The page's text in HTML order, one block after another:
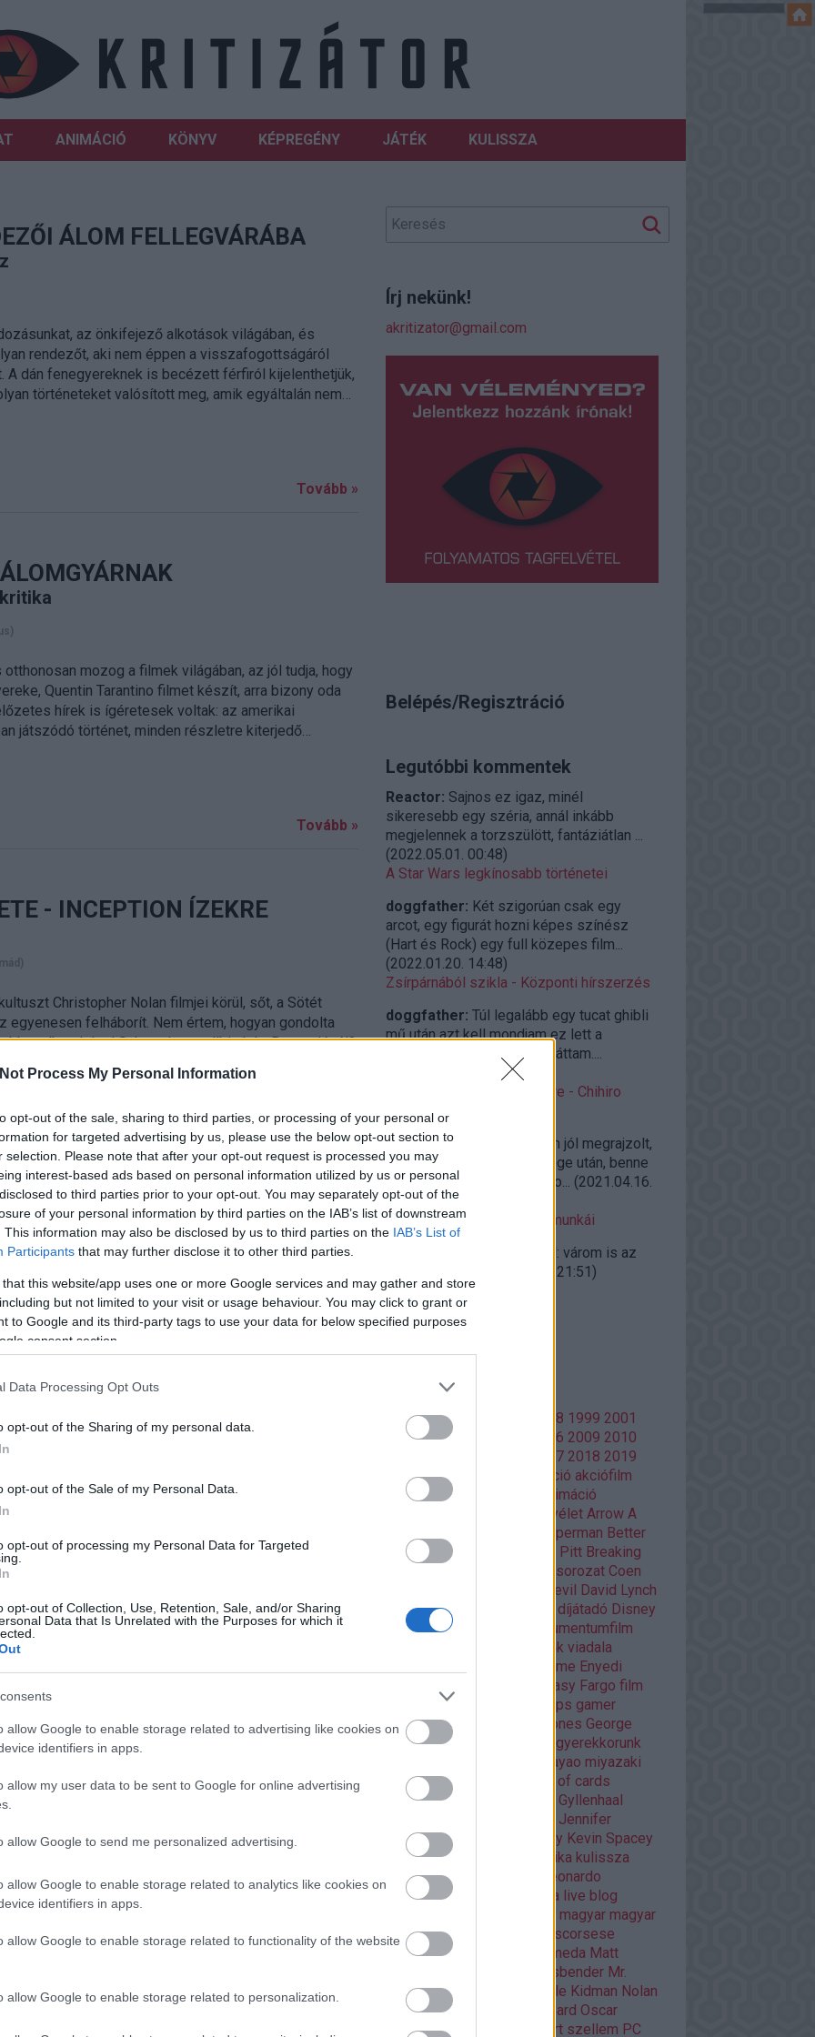
Process My Personal Information
opt-out of the sale, sharing to third parties, or processing of your personal or
for targeted advertising by us, please use the below opt-out section to
selection. Please note that after your opt-out request is processed you may
interest-based ads based on personal information utilized by us or personal
to third parties prior to your opt-out. You may separately opt-out of the
of your personal information by third parties on the IAB’s list of downstream
This information may also be disclosed by us to third parties on the IAB’s List of
Participants that may further disclose it to other third parties.
that this website/app uses one or more Google services and may gather and store
but not limited to your visit or usage behaviour. You may click to grant or
to Google and its third-party tags to use your data for below specified purposes
consent section.
Data Processing Opt Outs
opt-out of the Sharing of my personal data.
opt-out of the Sale of my Personal Data.
opt-out of processing my Personal Data for Targeted
opt-out of Collection, Use, Retention, Sale, and/or Sharing
Data that Is Unrelated with the Purposes for which it
allow Google to enable storage related to advertising like cookies on
identifiers in apps.
allow my user data to be sent to Google for online advertising
allow Google to send me personalized advertising.
allow Google to enable storage related to analytics like cookies on
identifiers in apps.
allow Google to enable storage related to functionality of the website
allow Google to enable storage related to personalization.
ANIMÁCIÓ KÖNYV KÉPREGÉNY JÁTÉK KULISSZA
ÁLOM FELLEGVÁRÁBA
az önkifejező alkotások világában, és
rendezőt, aki nem éppen a visszafogottságáról
A dán fenegyereknek is becézett férfiról kijelenthetjük,
történeteket valósított meg, amik egyáltalán nem…
Tovább »
mozog a filmek világában, az jól tudja, hogy
Quentin Tarantino filmet készít, arra bizony oda
hírek is ígéretesek voltak: az amerikai
játszódó történet, minden részletre kiterjedő…
Tovább »
- INCEPTION ÍZEKRE
Christopher Nolan filmjei körül, sőt, a Sötét
egyenesen felháborít. Nem értem, hogyan gondolta
alkotni Joel Schumaher mellbimbós Batmanjénél?
Tovább »
GYÉMÁNT
2006-os film mindenképpen a kedvenceim közé
hibájával és pozitívumával együtt. A rendező, Edward
polgárháború fekete-ezredét megjelenítő Glory-t
VISSZATÉRŐ
várva #6 II. szezon
talán már a legtájékozatlanabbak sem keverik
Leonardo da Vincivel, hiszen számtalan
színvonala szinte mindig átlag feletti és talán
REVENANT TEASER
Tom Hardy ezúttal egy közös filmben borzolja a
film is megjelent, melyek jobbára a horror
Írj nekünk!
akritizator@gmail.com
Belépés/Regisztráció
Legutóbbi kommentek
Reactor: Sajnos ez igaz, minél
sikeresebb egy széria, annál inkább
megjelennek a torzszülött, fantáziátlan ...
(2022.05.01. 00:48)
A Star Wars legkínosabb történetei
doggfather: Két szigorúan csak egy
arcot, egy figurát hozni képes színész
(Hart és Rock) egy full közepes film...
(2022.01.20. 14:48)
Zsírpárnából szikla - Központi hírszerzés
doggfather: Túl legalább egy tucat ghibli
mű után azt kell mondjam ez lett a
legelborultabb amit eddig láttam....
)
RetroAjánló vasárnap estére - Chihiro
szellemországban (2001)
doggfather:
Félelmetesen jól megrajzolt,
összerakott világ a világvége után, benne
igazi élő emberekkel, és so... (2021.04.16.
23:09)
Miyazaki kevésbé ismert munkái
@doomguard: várom is az
2020.10.27. 21:51)
A fiúk visszatérnek
Utolsó 20
Címkék
1986 1988 1998 1999 2001
2002 2003 2006 2009 2010
2017 2018 2019
2020 Adult Swim akció akciófilm
Amazon Prime
animáció
Aranyélet Arrow A
Batman V Superman Better
Call Saul
Bosszúállók Brad Pitt Breaking
cikksorozat Coen
Daredevil David Lynch
Deadpool díjátadó Disney
disztópia Doctor Who
dokumentumfilm
Éhezők viadala
Enders Game Enyedi
fantasy Fargo film
filmfesztivál fps gamer
gamer percek
Game of thrones George
Lucas Ghibli
gyerekkorunk
hayao miyazaki
HBO HBO GO
house of cards
Hunger games
Jake Gyllenhaal
Jennifer
Lawrence kaland képregény Kevin Spacey
klasszikus
kritika kulissza
kultfilm kultuszfilmekről
Leonardo
DiCaprio Liam Neeson lista live blog
magyar magyar
film Margot Robbie
martin scorsese
Marvel mass effect andromeda Matt
Michael Fassbender Mr.
Robot musical Nicole Kidman Nolan
Nolan filmek
Orson Scott Card Oscar
Oscarra várva
Páncélba zárt szellem PC